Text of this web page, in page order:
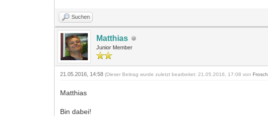
Suchen
Matthias
Junior Member
21.05.2016, 14:58(Dieser Beitrag wurde zuletzt bearbeitet: 21.05.2016, 17:08 vonFrosch
Matthias
Bin dabei!